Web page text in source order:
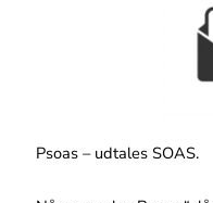
Psoas – udtales SOAS.